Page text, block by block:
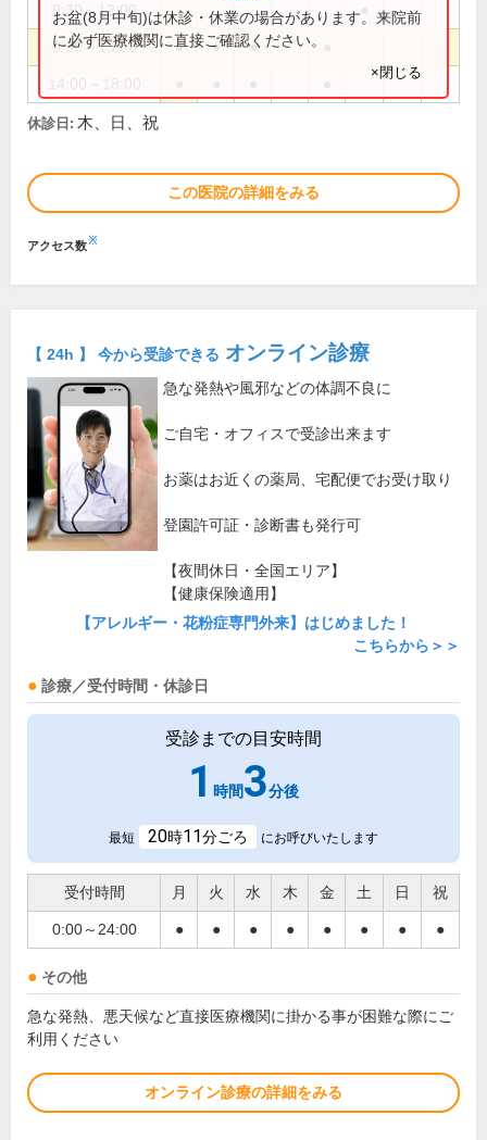
9:30～12:00
9:30～13:00 ● ● ●
お盆(8月中旬)は休診・休業の場合があります。来院前
に必ず医療機関に直接ご確認ください。
×閉じる
休診日: 木、日、祝
この医院の詳細をみる
アクセス数※
【 24h 】 今から受診できる オンライン診療
急な発熱や風邪などの体調不良に
ご自宅・オフィスで受診出来ます
お薬はお近くの薬局、宅配便でお受け取り
登園許可証・診断書も発行可
【夜間休日・全国エリア】
【健康保険適用】
【アレルギー・花粉症専門外来】はじめました！
こちらから＞＞
診療／受付時間・休診日
受診までの目安時間
1 時間3分後
最短 20時11分ごろ にお呼びいたします
受付時間 月 火 水 木 金 土 日 祝
0:00～24:00 ● ● ● ● ● ● ● ●
その他
急な発熱、悪天候など直接医療機関に掛かる事が困難な際にご
利用ください
オンライン診療の詳細をみる